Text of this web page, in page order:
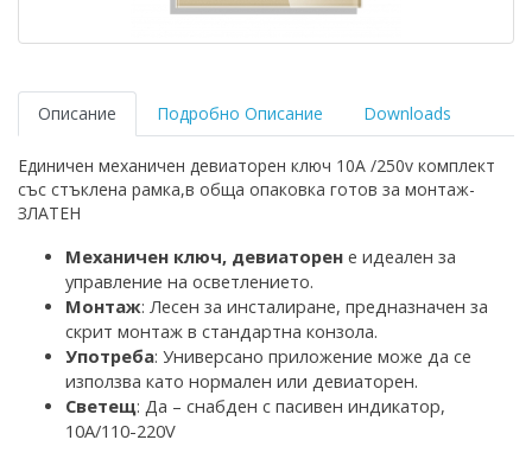
Описание Подробно Описание Downloads
Единичен механичен девиаторен ключ 10A /250v комплект
със стъклена рамка,в обща опаковка готов за монтаж-
ЗЛАТЕН
Механичен ключ, девиаторен е идеален за
управление на осветлението.
Монтаж: Лесен за инсталиране, предназначен за
скрит монтаж в стандартна конзола.
Употреба: Универсано приложение може да се
използва като нормален или девиаторен.
Светещ: Да – снабден с пасивен индикатор,
10A/110-220V